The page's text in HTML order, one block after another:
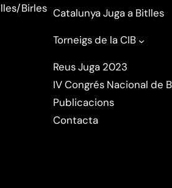
Birles Catalunya Juga a Bitlles
Torneigs de la CIB
Reus Juga 2023
IV Congrés Nacional de
Publicacions
Contacta